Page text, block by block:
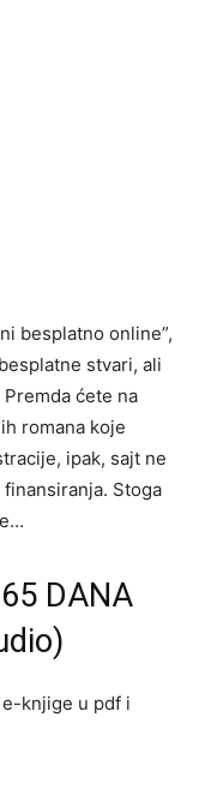
besplatno online”,
stvari, ali
ćete na
romana koje
ipak, sajt ne
Stoga
DANA
knjige u pdf i